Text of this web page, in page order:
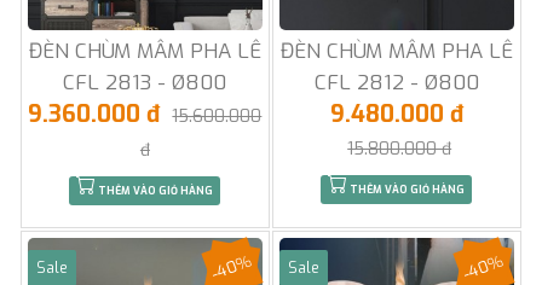
ĐÈN CHÙM MÂM PHA LÊ
CFL 2813 - Ø800
9.360.000 đ 15.600.000
đ
THÊM VÀO GIỎ HÀNG
ĐÈN CHÙM MÂM PHA LÊ
CFL 2812 - Ø800
9.480.000 đ
15.800.000 đ
THÊM VÀO GIỎ HÀNG
Sale -40% Sale -40%